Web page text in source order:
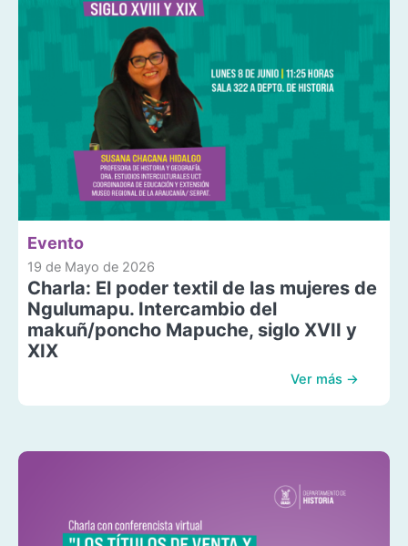
Evento
19 de Mayo de 2026
Charla: El poder textil de las mujeres de
Ngulumapu. Intercambio del
makuñ/poncho Mapuche, siglo XVII y
XIX
Ver más →